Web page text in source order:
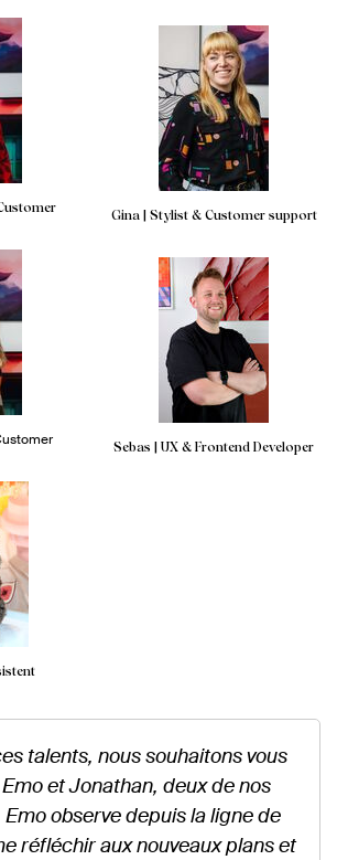
Gina | Stylist & Customer support
Sebas | UX & Frontend Developer
talents, nous souhaitons vous
et Jonathan, deux de nos
observe depuis la ligne de
réfléchir aux nouveaux plans et